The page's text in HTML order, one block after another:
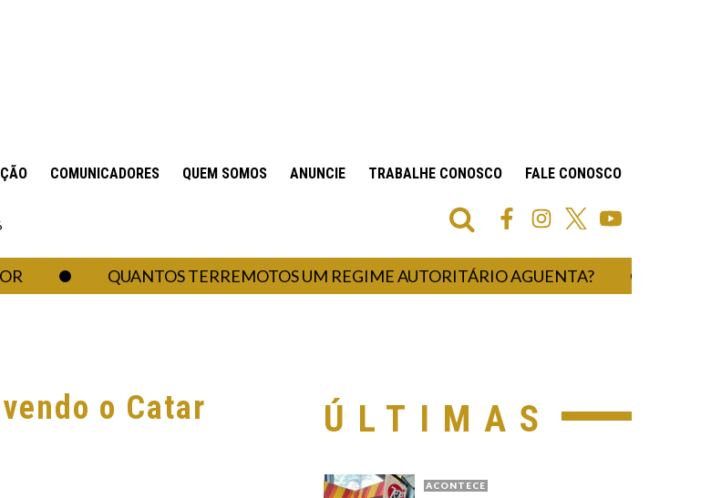
COMUNICADORES QUEM SOMOS ANUNCIE TRABALHE CONOSCO FALE CONOSCO
QUANTOS TERREMOTOS UM REGIME AUTORITÁRIO AGUENTA?
o Catar
ÚLTIMAS
ACONTECE